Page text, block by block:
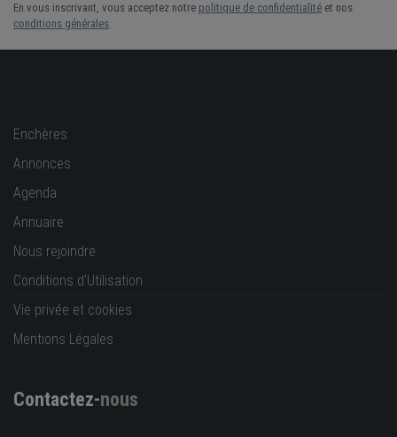
En vous inscrivant, vous acceptez notre politique de confidentialité et nos
conditions générales.
Enchères
Annonces
Agenda
Annuaire
Nous rejoindre
Conditions d'Utilisation
Vie privée et cookies
Mentions Légales
Contactez-nous